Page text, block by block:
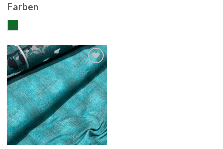
Farben
Auf die
Wunschliste